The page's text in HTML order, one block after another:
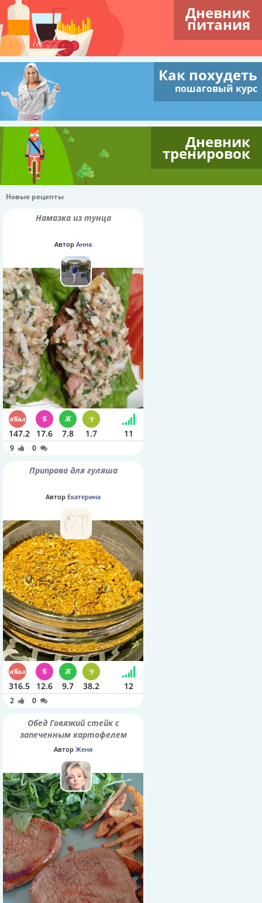
Дневник
питания
Как похудеть
пошаговый курс
Дневник
тренировок
Новые рецепты
Намазка из тунца
Автор Анна
147.2 17.6 7.8 1.7 11
9 0
Приправа для гуляша
Автор Екатерина
316.5 12.6 9.7 38.2 12
2 0
Обед Говяжий стейк с
запеченным картофелем
Автор Женя